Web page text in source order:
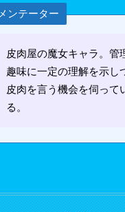
ンテーター
皮肉屋の魔女キャラ。管
趣味に一定の理解を示し
皮肉を言う機会を伺って
る。